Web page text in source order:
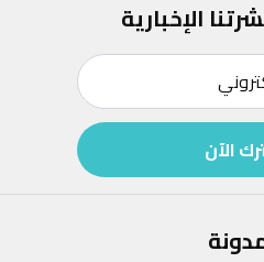
الإخبارية
الآن